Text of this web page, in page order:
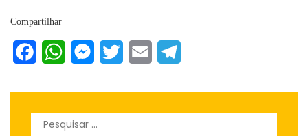
Compartilhar
FacebookWhatsAppMessenger
Twitter Email
Pesquisar